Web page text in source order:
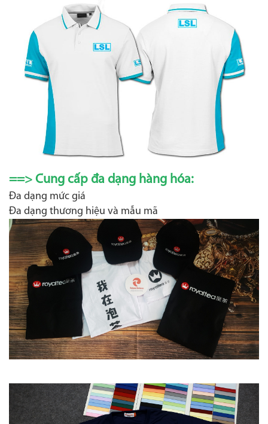
==> Cung cấp đa dạng hàng hóa:
Đa dạng mức giá
Đa dạng thương hiệu và mẫu mã